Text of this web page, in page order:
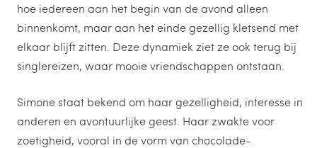
hoe iedereen aan het begin van de avond alleen
binnenkomt, maar aan het einde gezellig kletsend met
elkaar blijft zitten. Deze dynamiek ziet ze ook terug bij
singlereizen, waar mooie vriendschappen ontstaan.
Simone staat bekend om haar gezelligheid, interesse in
anderen en avontuurlijke geest. Haar zwakte voor
zoetigheid, vooral in de vorm van chocolade-